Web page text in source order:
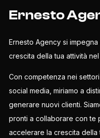
Ernesto
Ernesto Agency si
crescita della tua attività
Con competenza nei
social media, miriamo a
generare nuovi clienti.
pronti a collaborare con te
accelerare la crescita della